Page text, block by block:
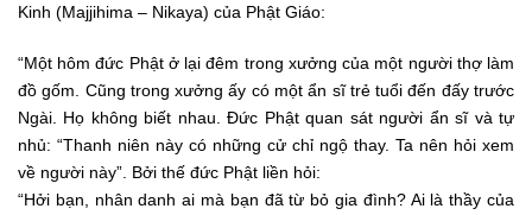
Kinh (Majjihima – Nikaya) của Phật Giáo:
“Một hôm đức Phật ở lại đêm trong xưởng của một người thợ làm
đồ gốm. Cũng trong xưởng ấy có một ẩn sĩ trẻ tuổi đến đấy trước
Ngài. Họ không biết nhau. Đức Phật quan sát người ẩn sĩ và tự
nhủ: “Thanh niên này có những cử chỉ ngộ thay. Ta nên hỏi xem
về người này”. Bởi thế đức Phật liền hỏi:
“Hởi bạn, nhân danh ai mà bạn đã từ bỏ gia đình? Ai là thầy của